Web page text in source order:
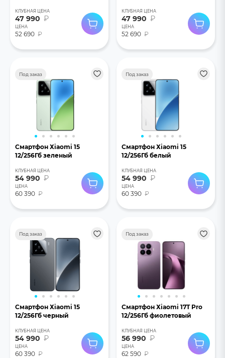
КЛУБНАЯ ЦЕНА
47 990 ₽
ЦЕНА
52 690 ₽
КЛУБНАЯ ЦЕНА
47 990 ₽
ЦЕНА
52 690 ₽
Под заказ
Смартфон Хiaomi 15
12/256Гб зеленый
КЛУБНАЯ ЦЕНА
54 990 ₽
ЦЕНА
60 390 ₽
Под заказ
Смартфон Хiaomi 15
12/256Гб белый
КЛУБНАЯ ЦЕНА
54 990 ₽
ЦЕНА
60 390 ₽
Под заказ
Смартфон Хiaomi 15
12/256Гб черный
КЛУБНАЯ ЦЕНА
54 990 ₽
ЦЕНА
60 390 ₽
Под заказ
Смартфон Хiaomi 17T Pro
12/256Гб фиолетовый
КЛУБНАЯ ЦЕНА
56 990 ₽
ЦЕНА
62 590 ₽